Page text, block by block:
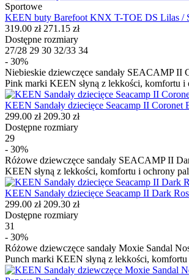
Sportowe
KEEN buty Barefoot KNX T-TOE DS Lilas /
319.00 zł 271.15 zł
Dostępne rozmiary
27/28 29 30 32/33 34
- 30%
Niebieskie dziewczęce sandały SEACAMP II
Pink marki KEEN słyną z lekkości, komfortu i
KEEN Sandały dziecięce Seacamp II Coronet
299.00 zł 209.30 zł
Dostępne rozmiary
29
- 30%
Różowe dziewczęce sandały SEACAMP II
KEEN słyną z lekkości, komfortu i ochrony
KEEN Sandały dziecięce Seacamp II Dark
299.00 zł 209.30 zł
Dostępne rozmiary
31
- 30%
Różowe dziewczęce sandały Moxie Sandal
Punch marki KEEN słyną z lekkości,